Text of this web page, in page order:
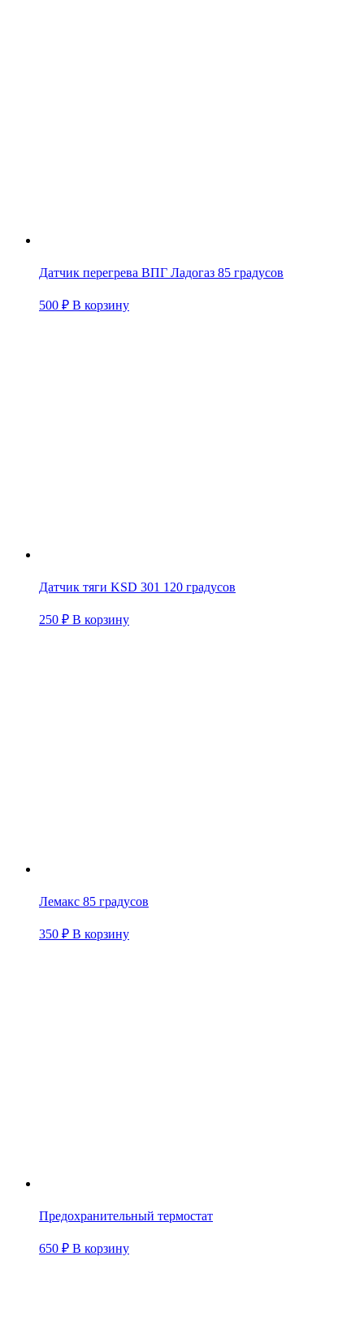
Датчик перегрева ВПГ Ладогаз 85 градусов
500 ₽ В корзину
Датчик тяги KSD 301 120 градусов
250 ₽ В корзину
Лемакс 85 градусов
350 ₽ В корзину
Предохранительный термостат
650 ₽ В корзину